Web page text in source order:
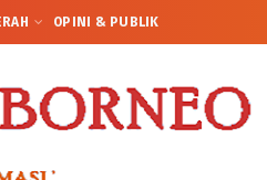
OPINI & PUBLIK